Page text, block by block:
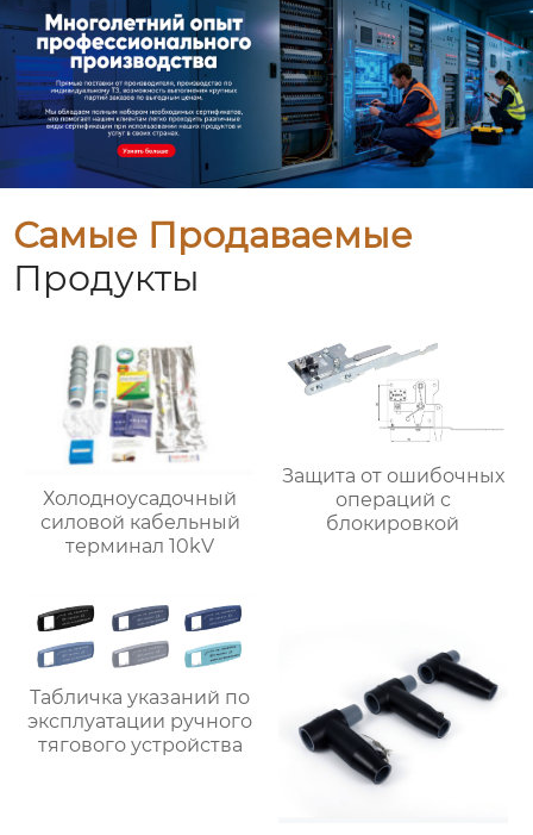
Самые Продаваемые
Продукты
Холодноусадочный
силовой кабельный
терминал 10kV
Защита от ошибочных
операций с
блокировкой
Табличка указаний по
эксплуатации ручного
тягового устройства